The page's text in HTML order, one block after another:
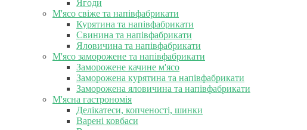
Ягоди
М'ясо свіже та напівфабрикати
Курятина та напівфабрикати
Свинина та напівфабрикати
Яловичина та напівфабрикати
М'ясо заморожене та напівфабрикати
Заморожене качине м'ясо
Заморожена курятина та напівфабрикати
Заморожена яловичина та напівфабрикати
М'ясна гастрономія
Делікатеси, копченості, шинки
Варені ковбаси